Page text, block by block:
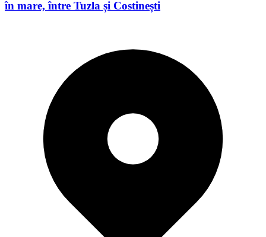
în mare, între Tuzla și Costinești